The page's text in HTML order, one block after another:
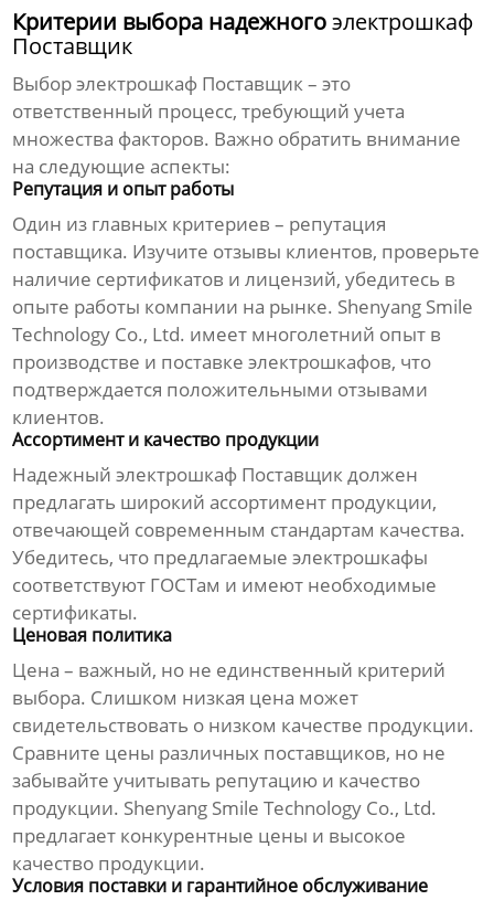
Критерии выбора надежногоэлектрошкаф
Поставщик
Выборэлектрошкаф Поставщик– это
ответственный процесс, требующий учета
множества факторов. Важно обратить внимание
на следующие аспекты:
Репутация и опыт работы
Один из главных критериев – репутация
поставщика. Изучите отзывы клиентов, проверьте
наличие сертификатов и лицензий, убедитесь в
опыте работы компании на рынке. Shenyang Smile
Technology Co., Ltd. имеет многолетний опыт в
производстве и поставке электрошкафов, что
подтверждается положительными отзывами
клиентов.
Ассортимент и качество продукции
Надежныйэлектрошкаф Поставщикдолжен
предлагать широкий ассортимент продукции,
отвечающей современным стандартам качества.
Убедитесь, что предлагаемые электрошкафы
соответствуют ГОСТам и имеют необходимые
сертификаты.
Ценовая политика
Цена – важный, но не единственный критерий
выбора. Слишком низкая цена может
свидетельствовать о низком качестве продукции.
Сравните цены различных поставщиков, но не
забывайте учитывать репутацию и качество
продукции. Shenyang Smile Technology Co., Ltd.
предлагает конкурентные цены и высокое
качество продукции.
Условия поставки и гарантийное обслуживание